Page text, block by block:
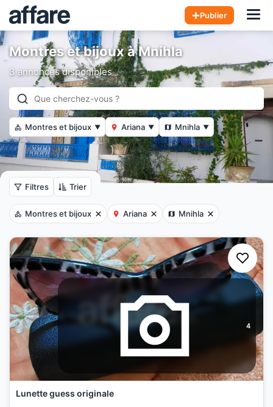
Publier
Montres et bijoux à Mnihla
3 annonces disponibles
Montres et bijoux ▼ Ariana ▼ Mnihla ▼
Filtres Trier
Montres et bijoux Ariana Mnihla
4
Lunette guess originale